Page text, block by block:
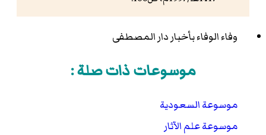
وفاء الوفاء بأخبار دار المصطفى
موسوعات ذات صلة :
موسوعة السعودية
موسوعة علم الآثار